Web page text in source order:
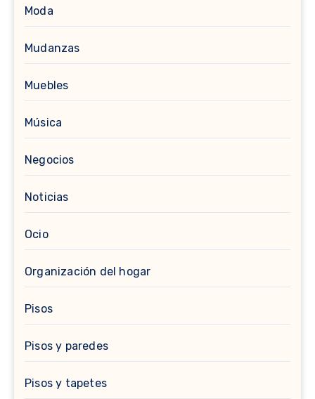
Moda
Mudanzas
Muebles
Música
Negocios
Noticias
Ocio
Organización del hogar
Pisos
Pisos y paredes
Pisos y tapetes